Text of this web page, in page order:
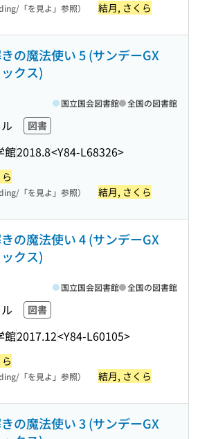
「を見よ」参照） 結月, さくら
の魔法使い 5 (サンデーGX
クス)
図書
館2018.8<Y84-L68326>
国立国会図書館 全国の図書館
「を見よ」参照） 結月, さくら
の魔法使い 4 (サンデーGX
クス)
図書
館2017.12<Y84-L60105>
国立国会図書館 全国の図書館
「を見よ」参照） 結月, さくら
の魔法使い 3 (サンデーGX